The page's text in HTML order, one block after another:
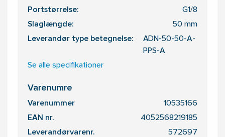
Portstørrelse: G1/8
Slaglængde: 50 mm
Leverandør type betegnelse:
ADN-50-50-A-
PPS-A
Se alle specifikationer
Varenumre
Varenummer 10535166
EAN nr. 4052568219185
Leverandørvarenr. 572697